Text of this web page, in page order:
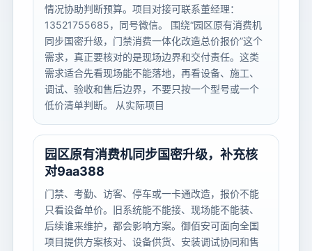
情况协助判断预算。项目对接可联系董经理：
13521755685，同号微信。 围绕“园区原有消费机
同步国密升级，门禁消费一体化改造总价报价”这个
需求，真正要核对的是现场边界和交付责任。这类
需求适合先看现场能不能落地，再看设备、施工、
调试、验收和售后边界，不要只按一个型号或一个
低价清单判断。 从实际项目
园区原有消费机同步国密升级，补充核
对9aa388
门禁、考勤、访客、停车或一卡通改造，报价不能
只看设备单价。旧系统能不能接、现场能不能装、
后续谁来维护，都会影响方案。御佰安可面向全国
项目提供方案核对、设备供货、安装调试协同和售